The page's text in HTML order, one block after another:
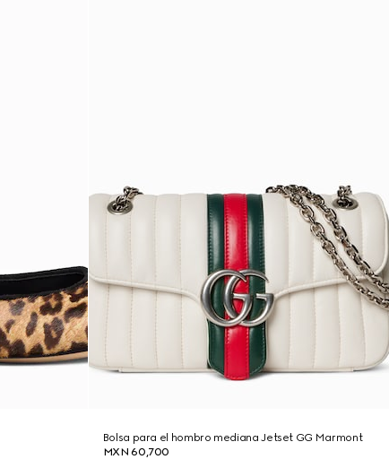
Bolsa para el hombro mediana Jetset GG Marmont
MXN 60,700